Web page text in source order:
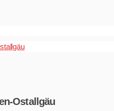
Ostallgäu